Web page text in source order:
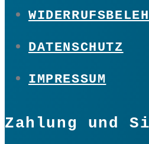
DATENSCHUTZ
IMPRESSUM
Zahlung und